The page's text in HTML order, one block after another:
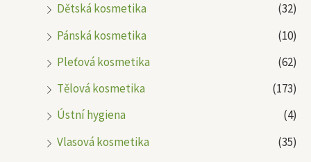
Dětská kosmetika
(32)
Pánská kosmetika
(10)
Pleťová kosmetika
(62)
Tělová kosmetika
(173)
Ústní hygiena
(4)
Vlasová kosmetika
(35)